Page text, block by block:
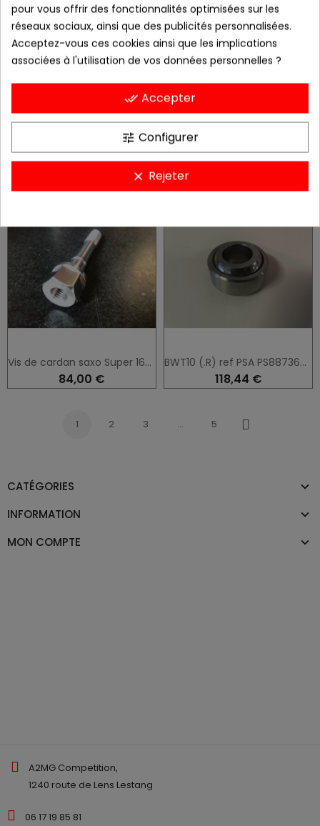
XRT 17 - rotule de pivot C2 super 1600 - clio Gr A rallonge d'injecteur Ø14 +28mm
Vis de cardan saxo Super 1600
84,00 €
BWT10 (.R) ref PSA PS88736A10
118,44 €
1 2 3 … 5
Suivant
CATÉGORIES
INFORMATION
MON COMPTE
A2MG Competition,
1240 route de Lens Lestang
06 17 19 85 81
pour vous offrir des fonctionnalités optimisées sur les
réseaux sociaux, ainsi que des publicités personnalisées.
Acceptez-vous ces cookies ainsi que les implications
associées à l'utilisation de vos données personnelles ?
done_all Accepter
tune Configurer
clear Rejeter